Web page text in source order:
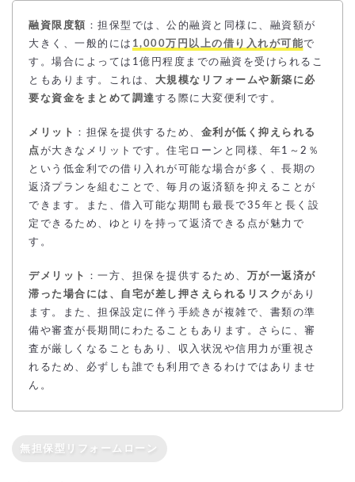
融資限度額 ：担保型では、公的融資と同様に、融資額が
大きく、一般的には 1,000万円以上の借り入れが可能で
す。場合によっては1億円程度までの融資を受けられるこ
ともあります。これは、
大規模なリフォームや新築に必
要な資金をまとめて調達する際に大変便利です。
メリット ：担保を提供するため、 金利が低く抑えられる
点 が大きなメリットです。住宅ローンと同様、年1～2％
という低金利での借り入れが可能な場合が多く、長期の
返済プランを組むことで、毎月の返済額を抑えることが
できます。また、借入可能な期間も最長で35年と長く設
定できるため、ゆとりを持って返済できる点が魅力で
す。
デメリット ：一方、担保を提供するため、
万が一返済が
滞った場合には、自宅が差し押さえられるリスク があり
ます。また、担保設定に伴う手続きが複雑で、書類の準
備や審査が長期間にわたることもあります。さらに、審
査が厳しくなることもあり、収入状況や信用力が重視さ
れるため、必ずしも誰でも利用できるわけではありませ
ん。
無担保型リフォームローン